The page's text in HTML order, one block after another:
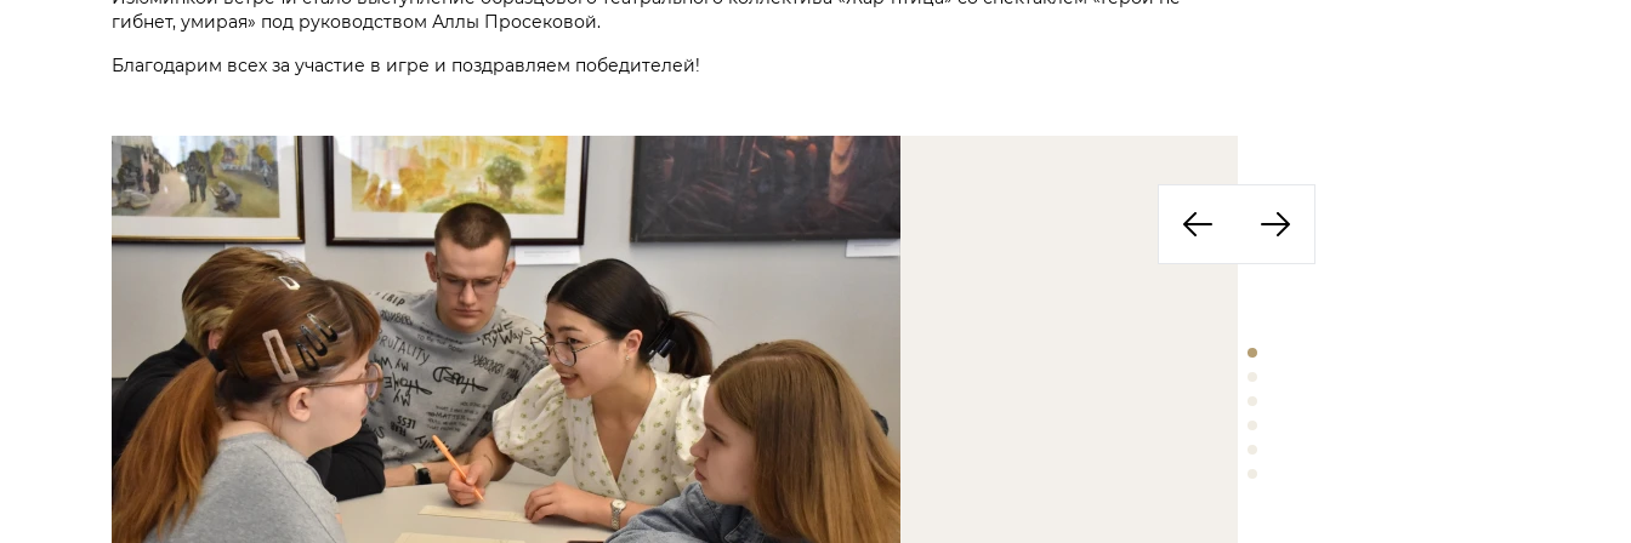
гибнет, умирая» под руководством Аллы Просековой.
Благодарим всех за участие в игре и поздравляем победителей!